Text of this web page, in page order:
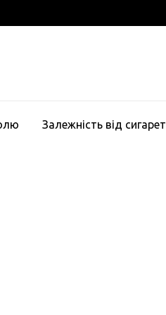
Залежність від сигарет